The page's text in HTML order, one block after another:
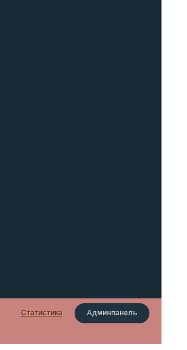
Админпанель
Статистика